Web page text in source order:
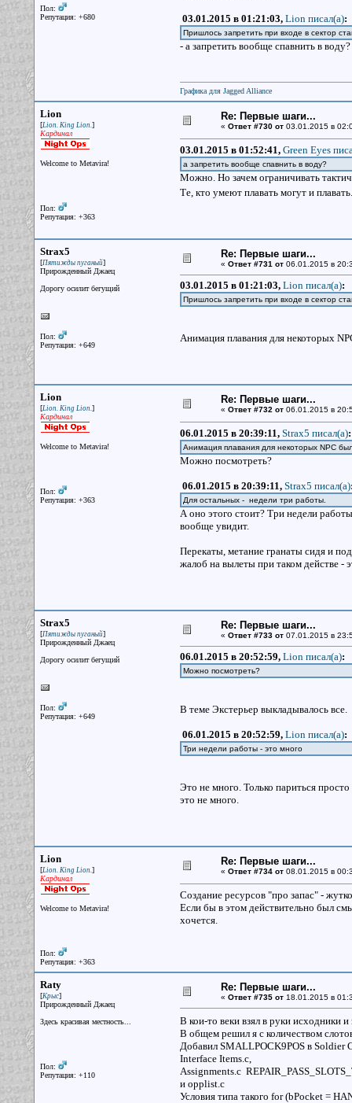
Пол:
Репутация: +680
03.01.2015 в 01:21:03, Lion писал(a):
Пришлось запретить при входе в сектор
- а запретить вообще спавнить в воду?
Графика для Jagged Alliance
Lion
[Lion. King Lion.]
Кардинал
Welcome to Metavira!
Пол:
Репутация: +363
Re: Первые шаги...
« Ответ #730 от03.01.2015 в
03.01.2015 в 01:52:41, Green Eyes
а запретить вообще спавнить в воду?
Можно. Но зачем ограничивать
Те, кто умеют плавать могут и
Strax5
[Пятижды пуганый]
Прирожденный Джаец
Дорогу осилит бегущий
Пол:
Репутация: +649
Re: Первые шаги...
« Ответ #731 от06.01.2015 в
03.01.2015 в 01:21:03, Lion писал(a):
Пришлось запретить при входе в сектор
Анимация плавания для некоторых
Lion
[Lion. King Lion.]
Кардинал
Welcome to Metavira!
Пол:
Репутация: +363
Re: Первые шаги...
« Ответ #732 от06.01.2015 в
06.01.2015 в 20:39:11, Strax5 писал(a):
Анимация плавания для некоторых NPC
Можно посмотреть?
06.01.2015 в 20:39:11, Strax5 писал(a)
Для остальных - недели три работы.
А оно этого стоит? Три недели
вообще увидит.
Перекаты, метание гранаты сидя и
жалоб на вылеты при таком действе -
Strax5
[Пятижды пуганый]
Прирожденный Джаец
Дорогу осилит бегущий
Пол:
Репутация: +649
Re: Первые шаги...
« Ответ #733 от07.01.2015 в
06.01.2015 в 20:52:59, Lion писал(a):
Можно посмотреть?
В теме Экстерьер выкладывалось все.
06.01.2015 в 20:52:59, Lion писал(a):
Три недели работы - это много
Это не много. Только париться
это не много.
Lion
[Lion. King Lion.]
Кардинал
Welcome to Metavira!
Пол:
Репутация: +363
Re: Первые шаги...
« Ответ #734 от08.01.2015 в
Создание ресурсов "про запас" -
Если бы в этом действительно был
хочется.
Raty
[Крыс]
Прирожденный Джаец
Здесь красивая местность...
Пол:
Репутация: +110
Re: Первые шаги...
« Ответ #735 от18.01.2015 в
В кои-то веки взял в руки исходники и
В общем решил я с количеством
Добавил SMALLPOCK9POS в Soldier
Interface Items.c,
Assignments.c
и opplist.c
Условия типа такого for (bPocket =